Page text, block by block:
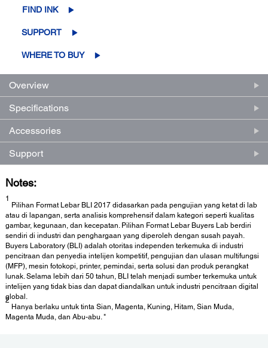
FIND INK
SUPPORT
WHERE TO BUY
Overview
Specifications
Accessories
Support
Notes:
1
Pilihan Format Lebar BLI 2017 didasarkan pada pengujian yang ketat di lab
atau di lapangan, serta analisis komprehensif dalam kategori seperti kualitas
gambar, kegunaan, dan kecepatan. Pilihan Format Lebar Buyers Lab berdiri
sendiri di industri dan penghargaan yang diperoleh dengan susah payah.
Buyers Laboratory (BLI) adalah otoritas independen terkemuka di industri
pencitraan dan penyedia intelijen kompetitif, pengujian dan ulasan multifungsi
(MFP), mesin fotokopi, printer, pemindai, serta solusi dan produk perangkat
lunak. Selama lebih dari 50 tahun, BLI telah menjadi sumber terkemuka untuk
intelijen yang tidak bias dan dapat diandalkan untuk industri pencitraan digital
global.
2
Hanya berlaku untuk tinta Sian, Magenta, Kuning, Hitam, Sian Muda,
Magenta Muda, dan Abu-abu. "